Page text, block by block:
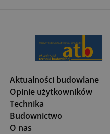
Aktualności budowlane
Opinie użytkowników
Technika
Budownictwo
O nas